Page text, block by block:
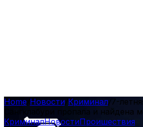
Home Новости/Криминал/7-
Сангклабури пропала и найдена
КриминалНовостиПроишествия